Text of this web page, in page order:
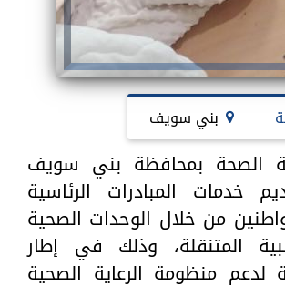
بني سويف
الصحة بمحافظة بني سويف
خدمات المبادرات الرئاسية
من خلال الوحدات الصحية
المتنقلة، وذلك في إطار
لدعم منظومة الرعاية الصحية